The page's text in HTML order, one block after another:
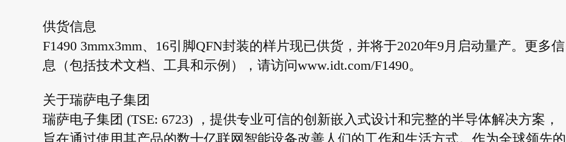
供货信息
F1490 3mmx3mm、16引脚QFN封装的样片现已供货，并将于2020年9月启动量产。更多信
息（包括技术文档、工具和示例），请访问www.idt.com/F1490。
关于瑞萨电子集团
瑞萨电子集团 (TSE: 6723) ，提供专业可信的创新嵌入式设计和完整的半导体解决方案，
旨在通过使用其产品的数十亿联网智能设备改善人们的工作和生活方式。作为全球领先的